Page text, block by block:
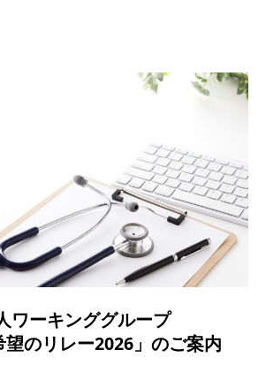
ワーキンググループ
望のリレー2026」のご案内